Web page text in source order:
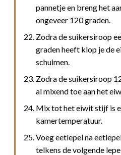
pannetje en breng het
ongeveer 120 graden.
Zodra de suikersiroop
graden heeft klop je de
schuimen.
Zodra de suikersiroop
al mixend toe aan het
Mix tot het eiwit stijf is
kamertemperatuur.
Voeg eetlepel na
telkens de volgende